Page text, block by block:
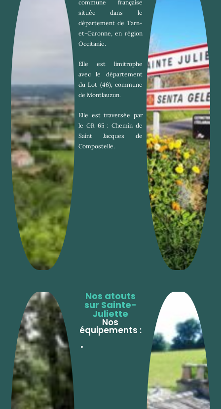
commune française
située dans le
département de Tarn-
et-Garonne, en région
Occitanie.
Elle est limitrophe
avec le département
du Lot (46), commune
de Montlauzun.
Elle est traversée par
le GR 65 : Chemin de
Saint Jacques de
Compostelle.
Nos atouts
sur Sainte-
Juliette
Nos
équipements :